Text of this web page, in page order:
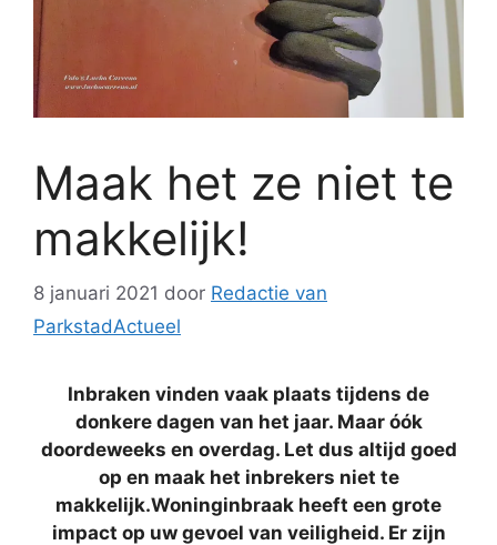
Maak het ze niet te
makkelijk!
8 januari 2021 door Redactie van
ParkstadActueel
Inbraken vinden vaak plaats tijdens de
donkere dagen van het jaar. Maar óók
doordeweeks en overdag. Let dus altijd goed
op en maak het inbrekers niet te
makkelijk.Woninginbraak heeft een grote
impact op uw gevoel van veiligheid. Er zijn